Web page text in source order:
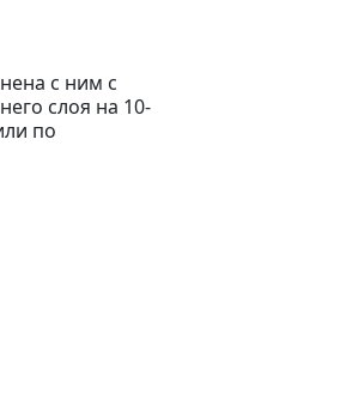
с ним с
слоя на 10-
по